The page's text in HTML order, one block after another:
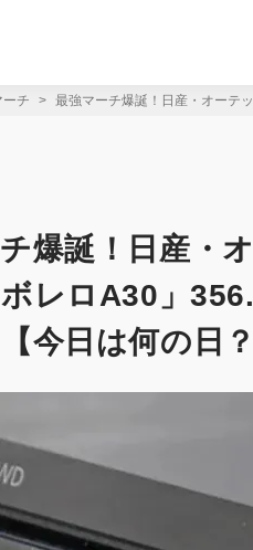
ーチ 最強マーチ爆誕！日産・オーテ
爆誕！日産・
ボレロA30」
今日は何の日